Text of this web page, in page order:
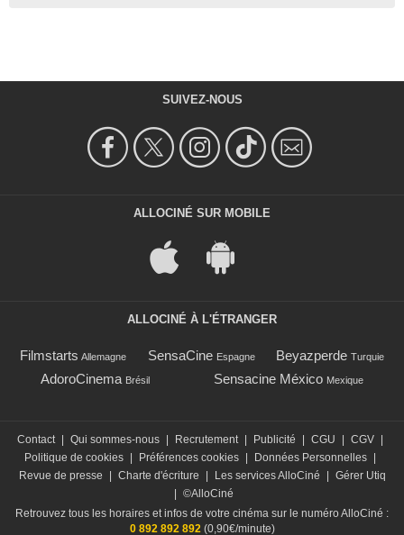
SUIVEZ-NOUS
ALLOCINÉ SUR MOBILE
ALLOCINÉ À L'ÉTRANGER
Filmstarts Allemagne SensaCine Espagne Beyazperde Turquie
AdoroCinema Brésil Sensacine México Mexique
Contact Qui sommes-nous Recrutement Publicité CGU CGV
Politique de cookies
Préférences cookies Données Personnelles
Revue de presse
Charte d'écriture Les services AlloCiné
Gérer Utiq
©AlloCiné
Retrouvez tous les horaires et infos de votre cinéma sur le numéro AlloCiné :
0 892 892 892(0,90€/minute)